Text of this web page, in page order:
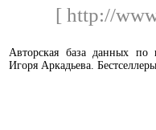
[ http://
Авторская база данных по
Игоря Аркадьева.